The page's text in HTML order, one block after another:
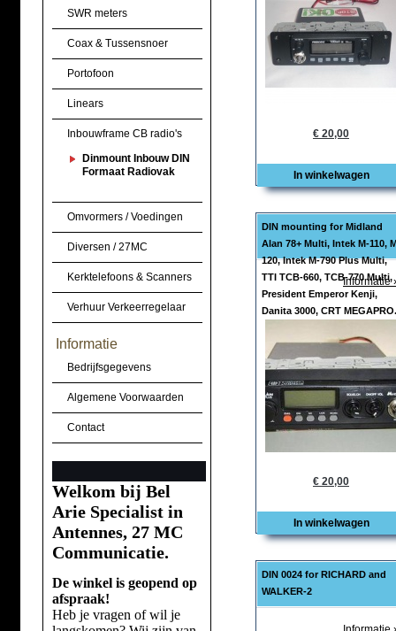
SWR meters
Coax & Tussensnoer
Portofoon
Linears
Inbouwframe CB radio's
Dinmount Inbouw DIN
Formaat Radiovak
Omvormers / Voedingen
Diversen / 27MC
Kerktelefoons & Scanners
Verhuur Verkeerregelaar
Informatie
Bedrijfsgegevens
Algemene Voorwaarden
Contact
Welkom bij Bel
Arie Specialist in
Antennes, 27 MC
Communicatie.
De winkel is geopend op
afspraak!
Heb je vragen of wil je
€ 20,00
In winkelwagen
DIN mounting for Midland
Alan 78+ Multi, Intek M-110,
120, Intek M-790 Plus Multi,
TTI TCB-660, TCB-770 Multi,
President Emperor Kenji,
Danita 3000, CRT MEGAPRO.
Informatie
€ 20,00
In winkelwagen
DIN 0024 for RICHARD and
WALKER-2